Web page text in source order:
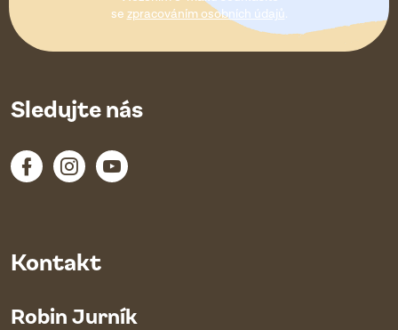
se zpracováním osobních údajů.
Kontakt
Robin Jurník
Sledujte nás